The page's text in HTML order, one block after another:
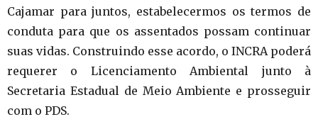
Cajamar para juntos, estabelecermos os termos de
conduta para que os assentados possam continuar
suas vidas. Construindo esse acordo, o INCRA poderá
requerer o Licenciamento Ambiental junto à
Secretaria Estadual de Meio Ambiente e prosseguir
com o PDS.